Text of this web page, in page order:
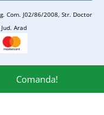
Com. J02/86/2008, Str. Doctor
Arad
Comanda!